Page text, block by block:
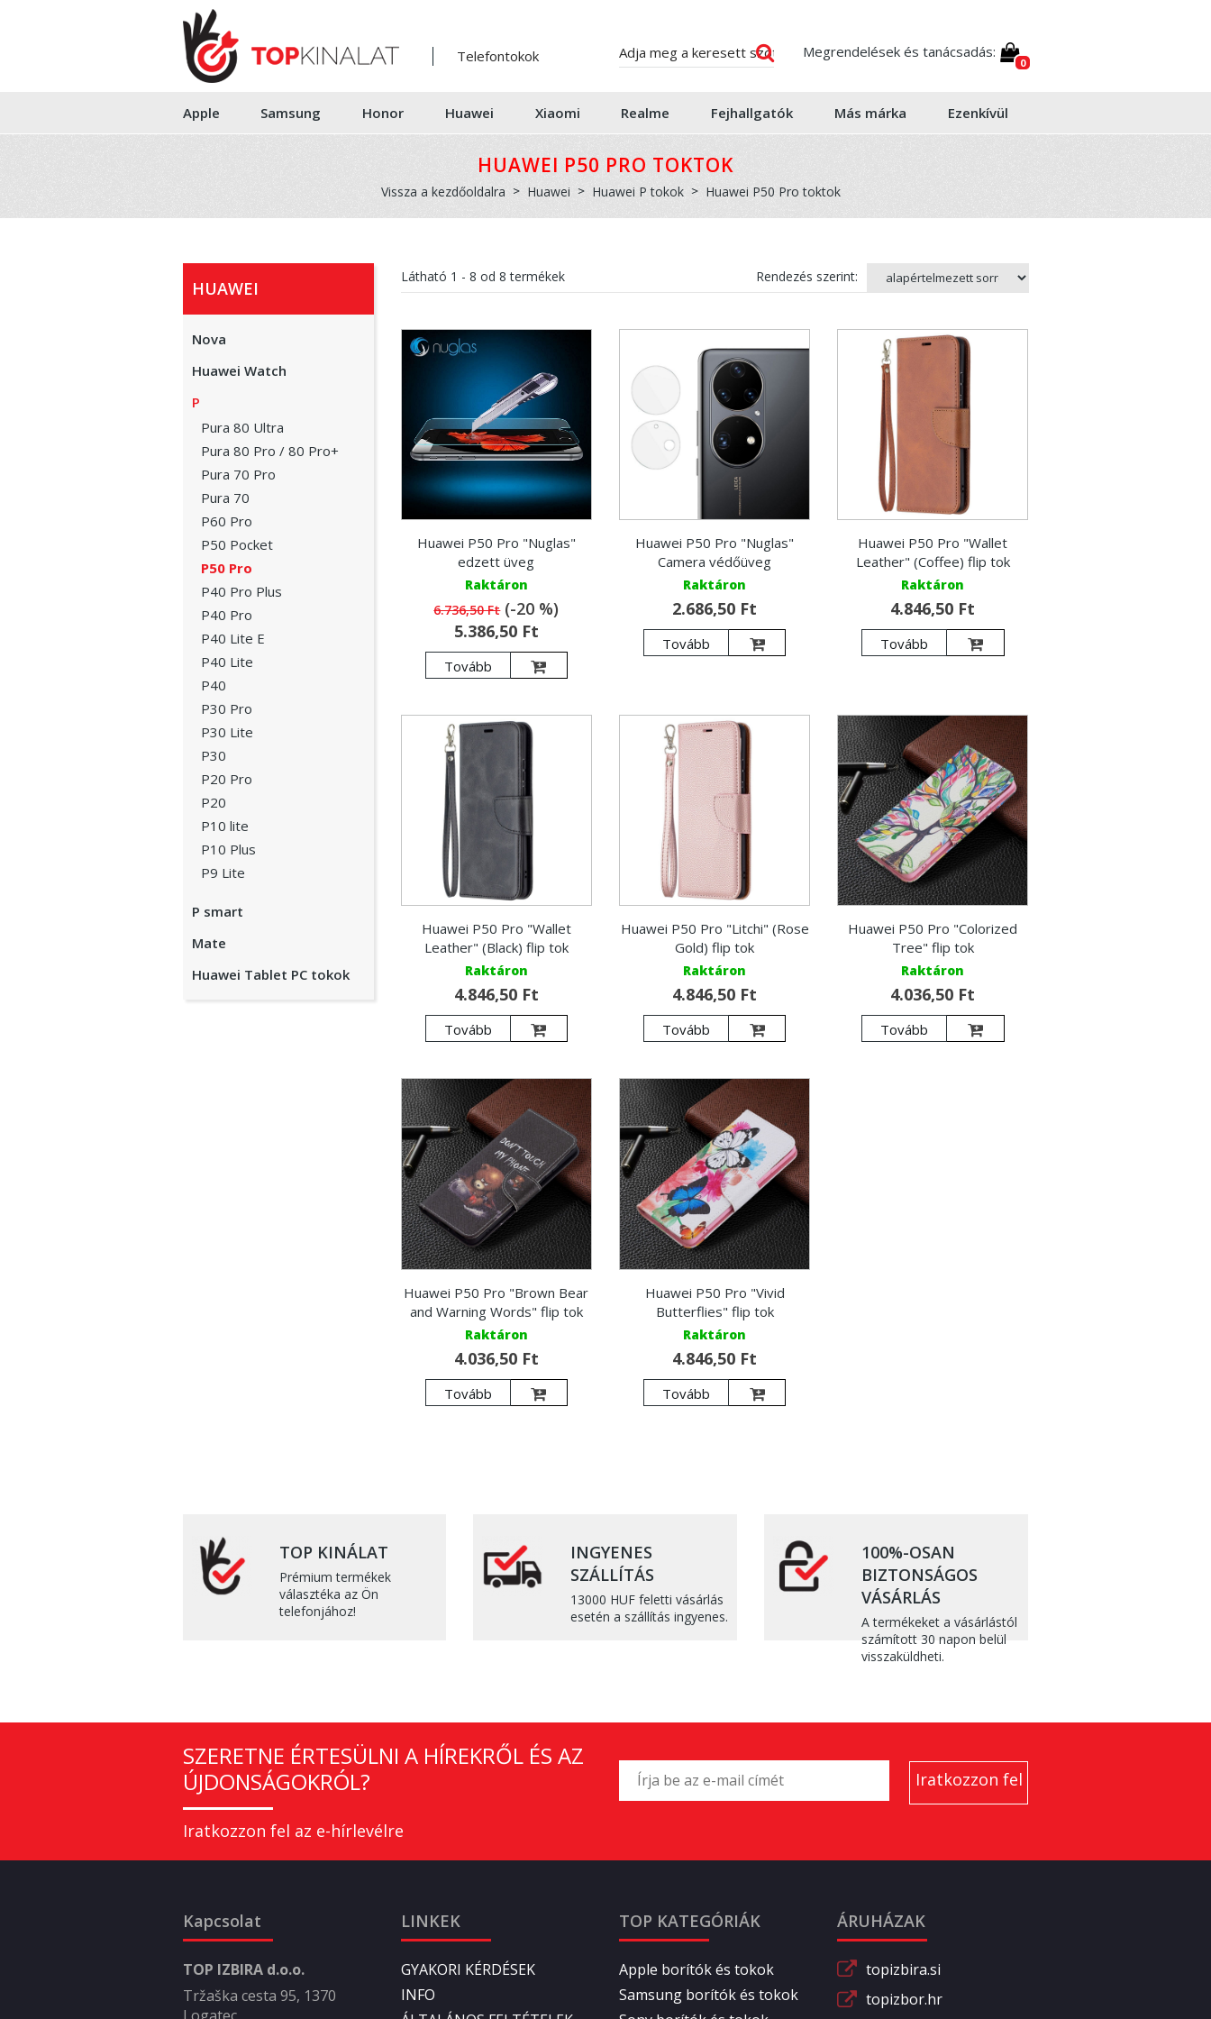
Telefontokok Megrendelések és tanácsadás:
0
Apple Samsung Honor Huawei Xiaomi Realme Fejhallgatók Más márka Ezenkívül
HUAWEI P50 PRO TOKTOK
Vissza a kezdőoldalra Huawei Huawei P tokok Huawei P50 Pro toktok
HUAWEI
Nova
Huawei Watch
P
Pura 80 Ultra
Pura 80 Pro / 80 Pro+
Pura 70 Pro
Pura 70
P60 Pro
P50 Pocket
P50 Pro
P40 Pro Plus
P40 Pro
P40 Lite E
P40 Lite
P40
P30 Pro
P30 Lite
P30
P20 Pro
P20
P10 lite
P10 Plus
P9 Lite
P smart
Mate
Huawei Tablet PC tokok
Látható 1 - 8 od 8 termékek Rendezés szerint:
Huawei P50 Pro "Nuglas"
edzett üveg
Raktáron
6.736,50 Ft(-20 %)
5.386,50 Ft
Tovább
Huawei P50 Pro "Nuglas"
Camera védőüveg
Raktáron
2.686,50 Ft
Tovább
Huawei P50 Pro "Wallet
Leather" (Coffee) flip tok
Raktáron
4.846,50 Ft
Tovább
Huawei P50 Pro "Wallet
Leather" (Black) flip tok
Raktáron
4.846,50 Ft
Tovább
Huawei P50 Pro "Litchi" (Rose
Gold) flip tok
Raktáron
4.846,50 Ft
Tovább
Huawei P50 Pro "Colorized
Tree" flip tok
Raktáron
4.036,50 Ft
Tovább
Huawei P50 Pro "Brown Bear
and Warning Words" flip tok
Raktáron
4.036,50 Ft
Tovább
Huawei P50 Pro "Vivid
Butterflies" flip tok
Raktáron
4.846,50 Ft
Tovább
TOP KINÁLAT
Prémium termékek
választéka az Ön
telefonjához!
INGYENES
SZÁLLÍTÁS
13000 HUF feletti vásárlás
esetén a szállítás ingyenes.
100%-OSAN
BIZTONSÁGOS
VÁSÁRLÁS
A termékeket a vásárlástól
számított 30 napon belül
visszaküldheti.
SZERETNE ÉRTESÜLNI A HÍREKRŐL ÉS AZ
ÚJDONSÁGOKRÓL?
Iratkozzon fel az e-hírlevélre
Kapcsolat
TOP IZBIRA d.o.o.
Tržaška cesta 95, 1370
LINKEK
GYAKORI KÉRDÉSEK
INFO
TOP KATEGÓRIÁK
Apple borítók és tokok
Samsung borítók és tokok
ÁRUHÁZAK
topizbira.si
topizbor.hr